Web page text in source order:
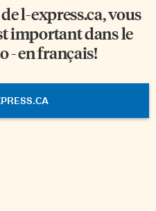
del-express.ca, vous
important dans le
- en français!